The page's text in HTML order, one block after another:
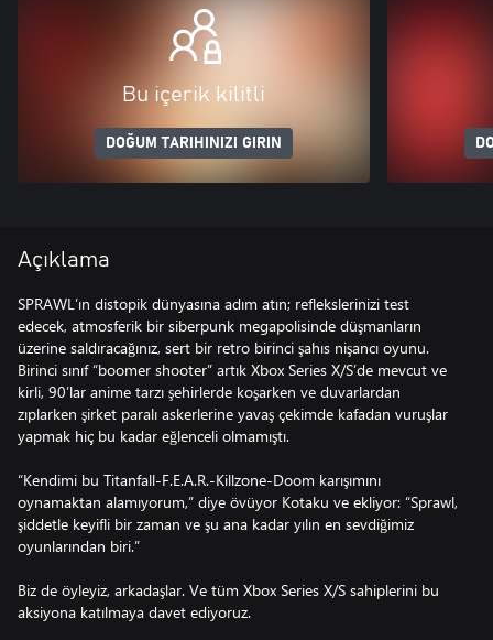
Bu içerik kilitli
DOĞUM TARIHINIZI GIRIN
Açıklama
SPRAWL’ın distopik dünyasına adım atın; reflekslerinizi test
edecek, atmosferik bir siberpunk megapolisinde düşmanların
üzerine saldıracağınız, sert bir retro birinci şahıs nişancı oyunu.
Birinci sınıf “boomer shooter” artık Xbox Series X/S’de mevcut ve
kirli, 90’lar anime tarzı şehirlerde koşarken ve duvarlardan
zıplarken şirket paralı askerlerine yavaş çekimde kafadan vuruşlar
yapmak hiç bu kadar eğlenceli olmamıştı.
“Kendimi bu Titanfall-F.E.A.R.-Killzone-Doom karışımını
oynamaktan alamıyorum,” diye övüyor Kotaku ve ekliyor: “Sprawl,
şiddetle keyifli bir zaman ve şu ana kadar yılın en sevdiğimiz
oyunlarından biri.”
Biz de öyleyiz, arkadaşlar. Ve tüm Xbox Series X/S sahiplerini bu
aksiyona katılmaya davet ediyoruz.